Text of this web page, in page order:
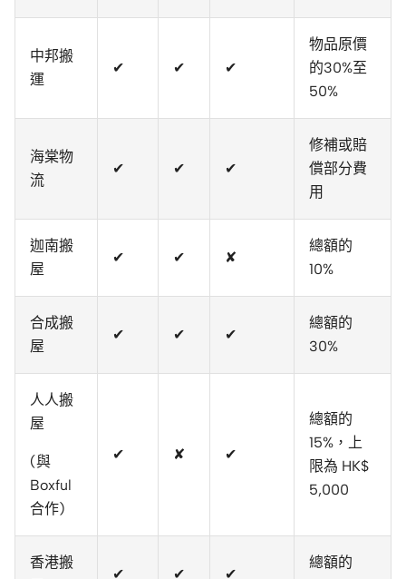
中邦搬
運
✔ ✔ ✔
物品原價
的30%至
50%
海棠物
流
✔ ✔ ✔
修補或賠
償部分費
用
迦南搬
屋
✔ ✔ ✘
總額的
10%
合成搬
屋
✔ ✔ ✔
總額的
30%
人人搬
屋
(與
Boxful
合作)
✔ ✘ ✔
總額的
15%，上
限為 HK$
5,000
香港搬
✔ ✔ ✔
總額的